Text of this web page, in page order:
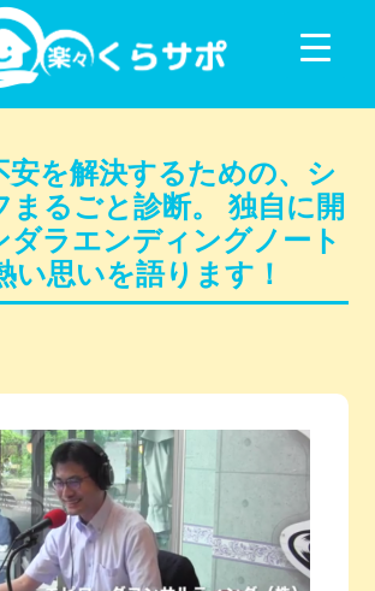
安を解決するための、シ
まるごと診断。 独自に開
ダラエンディングノート
い思いを語ります！